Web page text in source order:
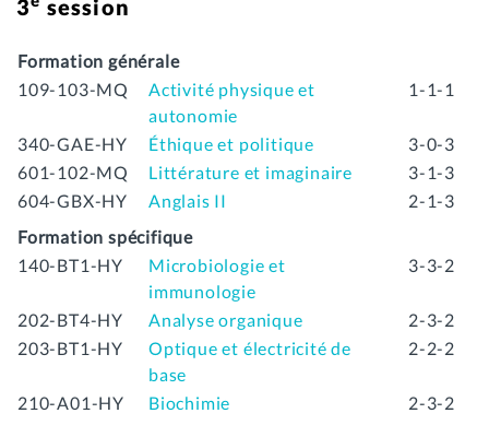
3 session
Formation générale
109-103-MQ
Activité physique et
autonomie
1-1-1
340-GAE-HY Éthique et politique
3-0-3
601-102-MQ
Littérature et imaginaire
3-1-3
604-GBX-HY
Anglais II
2-1-3
Formation spécifique
140-BT1-HY
Microbiologie et
immunologie
3-3-2
202-BT4-HY Analyse organique
2-3-2
203-BT1-HY
Optique et électricité de
base
2-2-2
210-A01-HY Biochimie 2-3-2